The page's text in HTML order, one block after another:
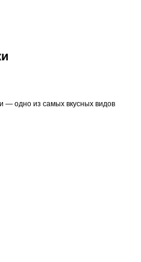
— одно из самых вкусных видов